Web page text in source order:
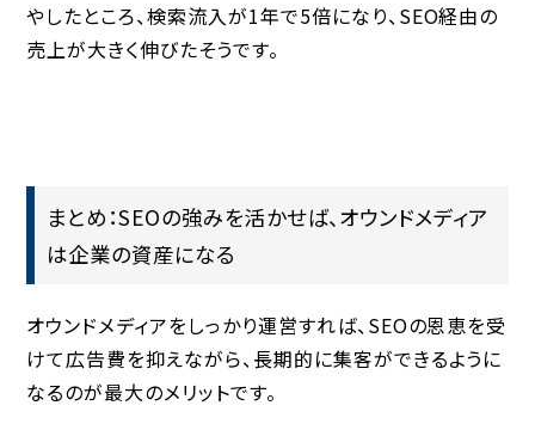
やしたところ、検索流入が1年で5倍になり、SEO経由の
売上が大きく伸びたそうです。
まとめ：SEOの強みを活かせば、オウンドメディア
は企業の資産になる
オウンドメディアをしっかり運営すれば、SEOの恩恵を受
けて広告費を抑えながら、長期的に集客ができるように
なるのが最大のメリットです。